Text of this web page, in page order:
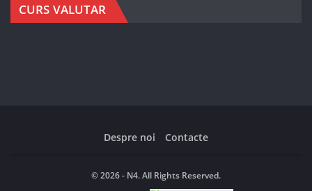
CURS VALUTAR
Despre noi Contacte
© 2026 - N4. All Rights Reserved.